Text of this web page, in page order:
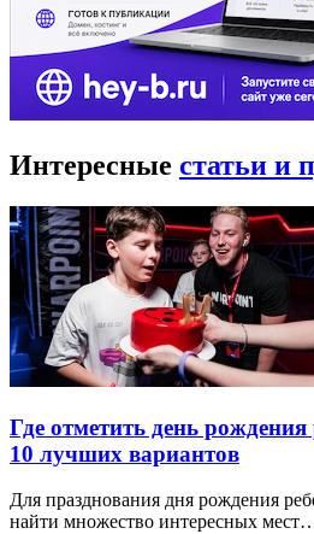
Интересные статьи и
Где отметить день
10 лучших вариантов
Для празднования дня рождения
найти множество интересных